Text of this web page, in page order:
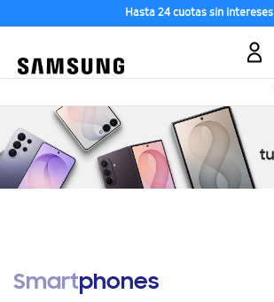
Hasta 24 cuotas sin intereses
Smartphones